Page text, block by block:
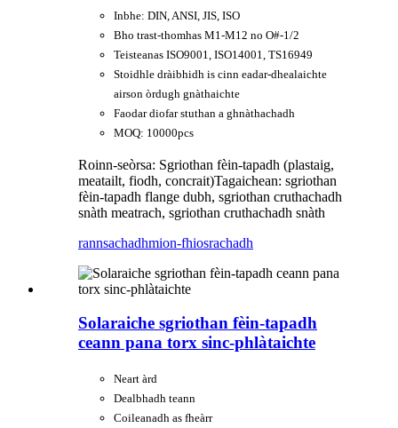
Inbhe: DIN, ANSI, JIS, ISO
Bho trast-thomhas M1-M12 no O#-1/2
Teisteanas ISO9001, ISO14001, TS16949
Stoidhle dràibhidh is cinn eadar-dhealaichte
airson òrdugh gnàthaichte
Faodar diofar stuthan a ghnàthachadh
MOQ: 10000pcs
Roinn-seòrsa: Sgriothan fèin-tapadh (plastaig,
meatailt, fiodh, concrait)Tagaichean: sgriothan
fèin-tapadh flange dubh, sgriothan cruthachadh
snàth meatrach, sgriothan cruthachadh snàth
rannsachadhmion-fhiosrachadh
Solaraiche sgriothan fèin-tapadh
ceann pana torx sinc-phlàtaichte
Neart àrd
Dealbhadh teann
Coileanadh as fheàrr